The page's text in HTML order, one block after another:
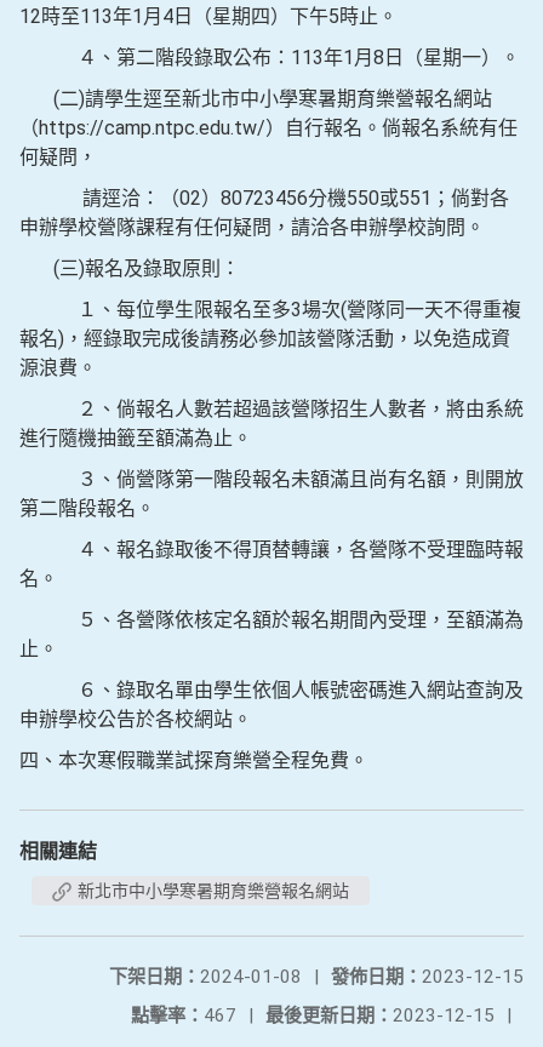
12時至113年1月4日（星期四）下午5時止。
４、第二階段錄取公布：113年1月8日（星期一）。
(二)請學生逕至新北市中小學寒暑期育樂營報名網站
（https://camp.ntpc.edu.tw/）自行報名。倘報名系統有任
何疑問，
請逕洽：（02）80723456分機550或551；倘對各
申辦學校營隊課程有任何疑問，請洽各申辦學校詢問。
(三)報名及錄取原則：
１、每位學生限報名至多3場次(營隊同一天不得重複
報名)，經錄取完成後請務必參加該營隊活動，以免造成資
源浪費。
２、倘報名人數若超過該營隊招生人數者，將由系統
進行隨機抽籤至額滿為止。
３、倘營隊第一階段報名未額滿且尚有名額，則開放
第二階段報名。
４、報名錄取後不得頂替轉讓，各營隊不受理臨時報
名。
５、各營隊依核定名額於報名期間內受理，至額滿為
止。
６、錄取名單由學生依個人帳號密碼進入網站查詢及
申辦學校公告於各校網站。
四、本次寒假職業試探育樂營全程免費。
相關連結
新北市中小學寒暑期育樂營報名網站
發佈日期： 2023-12-15
下架日期： 2024-01-08
|
最後更新日期： 2023-12-15 |
點擊率： 467 |